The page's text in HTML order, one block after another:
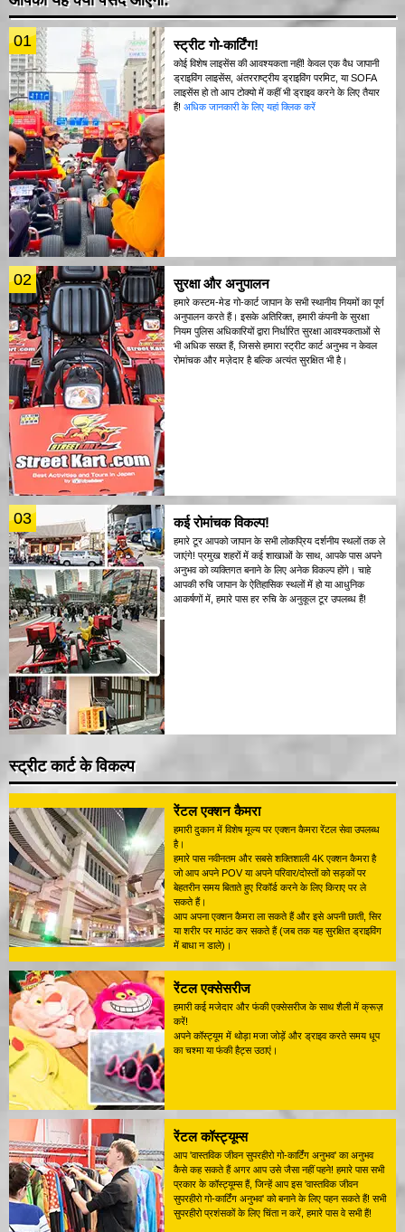
01 स्ट्रीट गो-कार्टिंग!
कोई विशेष लाइसेंस की आवश्यकता नहीं! केवल एक वैध जापानी
ड्राइविंग लाइसेंस, अंतरराष्ट्रीय ड्राइविंग परमिट, या SOFA
लाइसेंस हो तो आप टोक्यो में कहीं भी ड्राइव करने के लिए तैयार
हैं! अधिक जानकारी के लिए यहां क्लिक करें
02 सुरक्षा और अनुपालन
हमारे कस्टम-मेड गो-कार्ट जापान के सभी स्थानीय नियमों का पूर्ण
अनुपालन करते हैं। इसके अतिरिक्त, हमारी कंपनी के सुरक्षा
नियम पुलिस अधिकारियों द्वारा निर्धारित सुरक्षा आवश्यकताओं से
भी अधिक सख्त हैं, जिससे हमारा स्ट्रीट कार्ट अनुभव न केवल
रोमांचक और मज़ेदार है बल्कि अत्यंत सुरक्षित भी है।
03 कई रोमांचक विकल्प!
हमारे टूर आपको जापान के सभी लोकप्रिय दर्शनीय स्थलों तक ले
जाएंगे! प्रमुख शहरों में कई शाखाओं के साथ, आपके पास अपने
अनुभव को व्यक्तिगत बनाने के लिए अनेक विकल्प होंगे। चाहे
आपकी रुचि जापान के ऐतिहासिक स्थलों में हो या आधुनिक
आकर्षणों में, हमारे पास हर रुचि के अनुकूल टूर उपलब्ध हैं!
स्ट्रीट कार्ट के विकल्प
रेंटल एक्शन कैमरा
हमारी दुकान में विशेष मूल्य पर एक्शन कैमरा रेंटल सेवा उपलब्ध
है।
हमारे पास नवीनतम और सबसे शक्तिशाली 4K एक्शन कैमरा है
जो आप अपने POV या अपने परिवार/दोस्तों को सड़कों पर
बेहतरीन समय बिताते हुए रिकॉर्ड करने के लिए किराए पर ले
सकते हैं।
आप अपना एक्शन कैमरा ला सकते हैं और इसे अपनी छाती, सिर
या शरीर पर माउंट कर सकते हैं (जब तक यह सुरक्षित ड्राइविंग
में बाधा न डाले)।
रेंटल एक्सेसरीज
हमारी कई मजेदार और फंकी एक्सेसरीज के साथ शैली में क्रूज़
करें!
अपने कॉस्ट्यूम में थोड़ा मजा जोड़ें और ड्राइव करते समय धूप
का चश्मा या फंकी हैट्स उठाएं।
रेंटल कॉस्ट्यूम्स
आप 'वास्तविक जीवन सुपरहीरो गो-कार्टिंग अनुभव' का अनुभव
कैसे कह सकते हैं अगर आप उसे जैसा नहीं पहने! हमारे पास सभी
प्रकार के कॉस्ट्यूम्स हैं, जिन्हें आप इस 'वास्तविक जीवन
सुपरहीरो गो-कार्टिंग अनुभव' को बनाने के लिए पहन सकते हैं! सभी
सुपरहीरो प्रशंसकों के लिए चिंता न करें, हमारे पास वे सभी हैं!